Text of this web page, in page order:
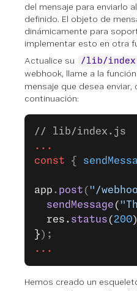
del mensaje para enviarlo
definido. El objeto de
dinámicamente para
implementar esto en otra
Actualice su
/lib/
webhook, llame a la función
mensaje que desea
continuación:
// lib/index.js
...
const {
app . post ( "/
  sendMessage
(
  res.
status ( 200
} );
...
Hemos creado un